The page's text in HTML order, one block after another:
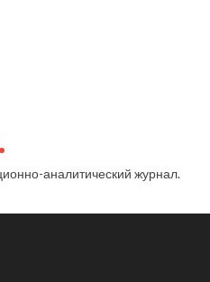
аналитический журнал.